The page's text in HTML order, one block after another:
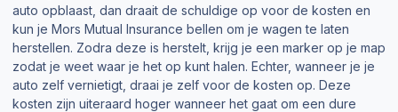
auto opblaast, dan draait de schuldige op voor de kosten en
kun je Mors Mutual Insurance bellen om je wagen te laten
herstellen. Zodra deze is herstelt, krijg je een marker op je map
zodat je weet waar je het op kunt halen. Echter, wanneer je je
auto zelf vernietigt, draai je zelf voor de kosten op. Deze
kosten zijn uiteraard hoger wanneer het gaat om een dure